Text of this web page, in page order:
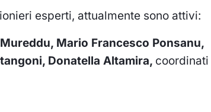
esperti, attualmente sono attivi:
Mario Francesco Ponsanu,
Donatella Altamira, coordinati